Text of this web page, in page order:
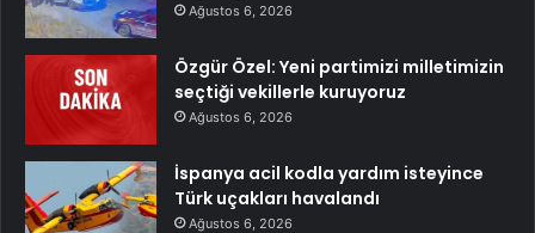
Ağustos 6, 2026
Özgür Özel: Yeni partimizi milletimizin
seçtiği vekillerle kuruyoruz
Ağustos 6, 2026
İspanya acil kodla yardım isteyince
Türk uçakları havalandı
Ağustos 6, 2026